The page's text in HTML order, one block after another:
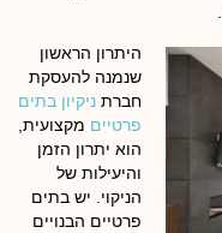
היתרון הראשון
שנמנה להעסקת
חברת ניקיון בתים
פרטיים מקצועית,
הוא יתרון הזמן
והיעילות של
הניקוי. יש בתים
פרטיים הבנויים